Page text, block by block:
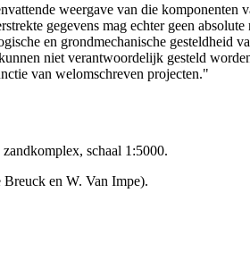
weergave van die komponenten
gegevens mag echter geen
en grondmechanische gesteldheid
niet verantwoordelijk gesteld
van welomschreven projecten."
schaal 1:5000.
en W. Van Impe).